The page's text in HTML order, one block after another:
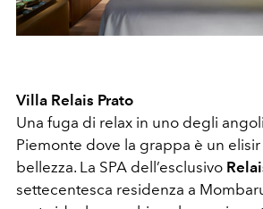
Villa Relais Prato
Una fuga di relax in uno degli
Piemonte dove la grappa è un
bellezza. La SPA dell’esclusivo
settecentesca residenza a